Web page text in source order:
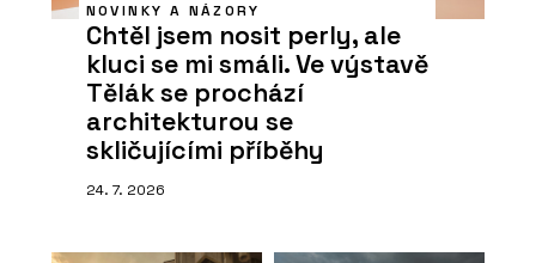
NOVINKY A NÁZORY
Chtěl jsem nosit perly, ale
kluci se mi smáli. Ve výstavě
Tělák se prochází
architekturou se
skličujícími příběhy
24. 7. 2026